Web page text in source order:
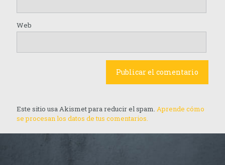
Web
Este sitio usa Akismet para reducir el spam. Aprende cómo
se procesan los datos de tus comentarios.